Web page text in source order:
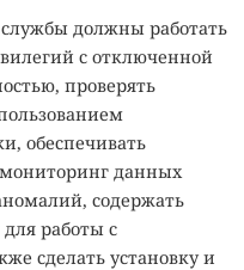
службы должны работать
с отключенной
проверять
обеспечивать
мониторинг данных
содержать
работы с
сделать установку и